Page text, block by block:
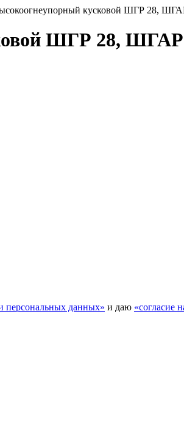
кусковой ШГР 28,
ШГР 28,
персональных данных» и даю «согласие